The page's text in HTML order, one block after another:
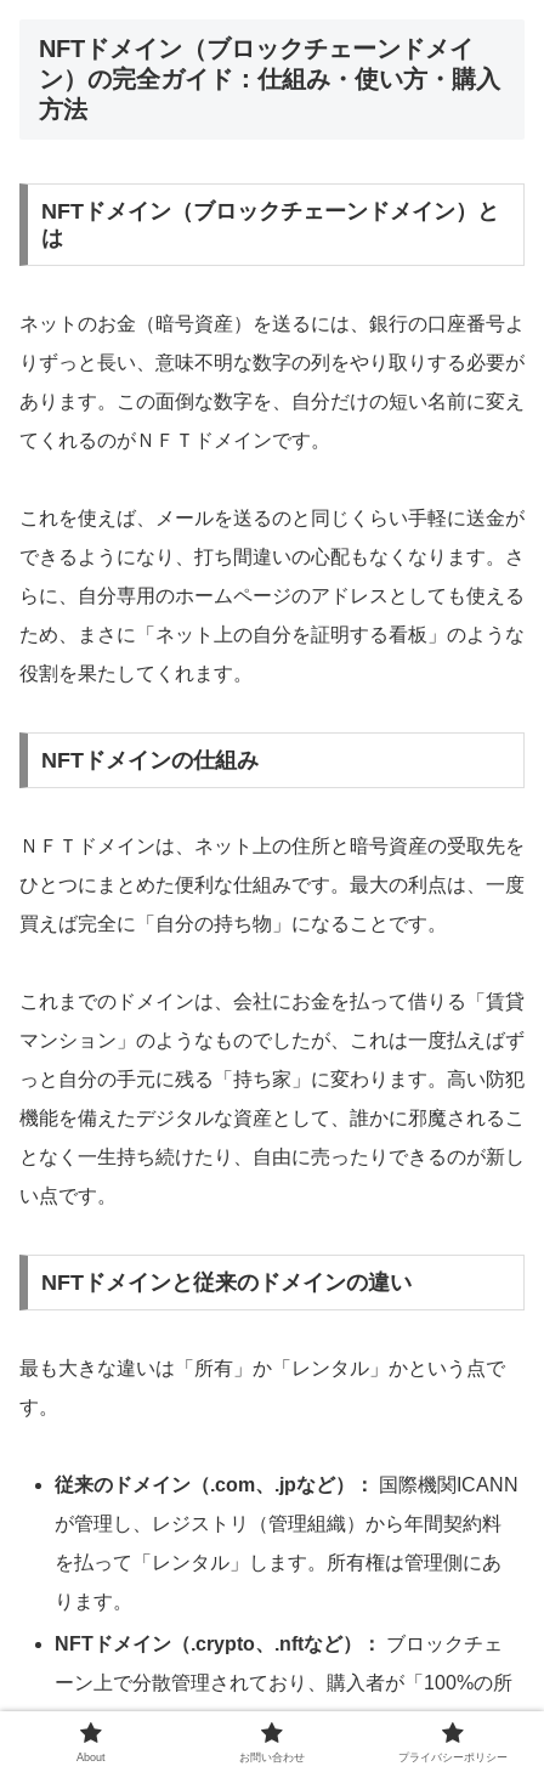
NFTドメイン（ブロックチェーンドメイ
ン）の完全ガイド：仕組み・使い方・購入
方法
NFTドメイン（ブロックチェーンドメイン）と
は
ネットのお金（暗号資産）を送るには、銀行の口座番号よ
りずっと長い、意味不明な数字の列をやり取りする必要が
あります。この面倒な数字を、自分だけの短い名前に変え
てくれるのがＮＦＴドメインです。
これを使えば、メールを送るのと同じくらい手軽に送金が
できるようになり、打ち間違いの心配もなくなります。さ
らに、自分専用のホームページのアドレスとしても使える
ため、まさに「ネット上の自分を証明する看板」のような
役割を果たしてくれます。
NFTドメインの仕組み
ＮＦＴドメインは、ネット上の住所と暗号資産の受取先を
ひとつにまとめた便利な仕組みです。最大の利点は、一度
買えば完全に「自分の持ち物」になることです。
これまでのドメインは、会社にお金を払って借りる「賃貸
マンション」のようなものでしたが、これは一度払えばず
っと自分の手元に残る「持ち家」に変わります。高い防犯
機能を備えたデジタルな資産として、誰かに邪魔されるこ
となく一生持ち続けたり、自由に売ったりできるのが新し
い点です。
NFTドメインと従来のドメインの違い
最も大きな違いは「所有」か「レンタル」かという点で
す。
従来のドメイン（.com、.jpなど）：
国際機関ICANN
が管理し、レジストリ（管理組織）から年間契約料
を払って「レンタル」します。所有権は管理側にあ
ります。
NFTドメイン（.crypto、.nftなど）：
ブロックチェ
ーン上で分散管理されており、購入者が「100%の所
有権」を持ちます。管理組織の許可なく自由に運用
や売買ができるため、資産性が高いと言えます。
About お問い合わせ プライバシーポリシー